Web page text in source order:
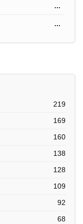
...
...
219
169
160
138
128
109
92
68